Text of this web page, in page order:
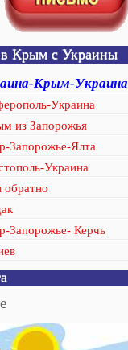
Крым с Украины
Крым-Украина
Украина
из Запорожья
Запорожье-Ялта
Украина
Запорожье- Керчь